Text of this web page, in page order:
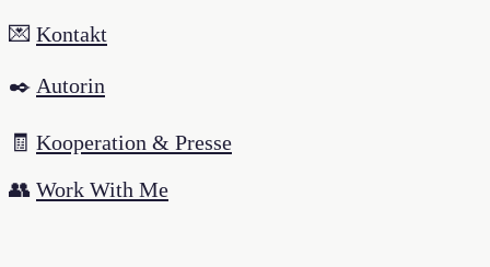
💌 Kontakt
✒️ Autorin
🧾 Kooperation & Presse
👥 Work With Me